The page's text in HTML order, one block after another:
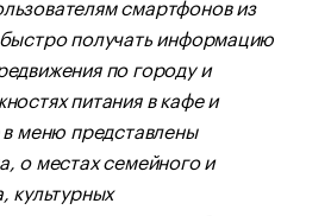
получать информацию
по городу и
питания в кафе и
меню представлены
о местах семейного и
культурных